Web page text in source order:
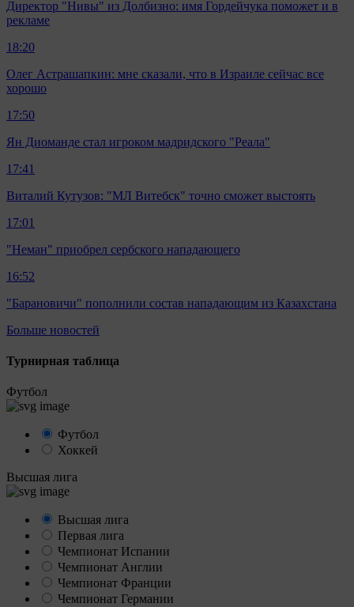
Директор "Нивы" из Долбизно: имя Гордейчука поможет и в
рекламе
18:20
Олег Астрашапкин: мне сказали, что в Израиле сейчас все
хорошо
17:50
Ян Диоманде стал игроком мадридского "Реала"
17:41
Виталий Кутузов: "МЛ Витебск" точно сможет выстоять
17:01
"Неман" приобрел сербского нападающего
16:52
"Барановичи" пополнили состав нападающим из Казахстана
Больше новостей
Турнирная таблица
Футбол
Футбол
Хоккей
Высшая лига
Высшая лига
Первая лига
Чемпионат Испании
Чемпионат Англии
Чемпионат Франции
Чемпионат Германии